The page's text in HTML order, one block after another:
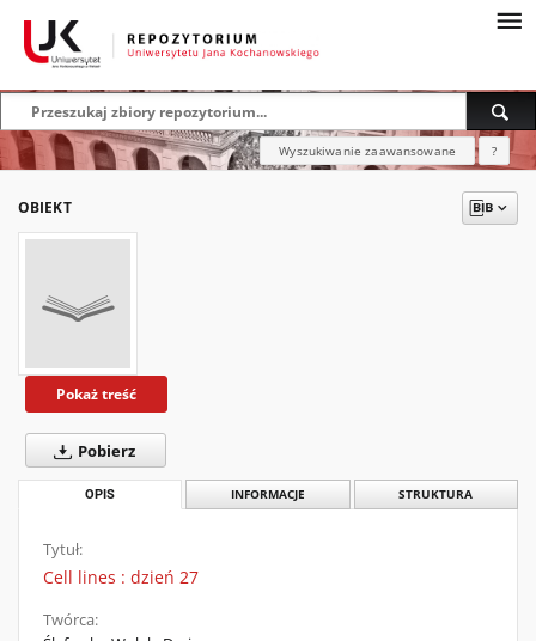
Wyszukiwanie zaawansowane ?
OBIEKT
Pokaż treść
Pobierz
OPIS INFORMACJE STRUKTURA
Tytuł:
Cell lines : dzień 27
Twórca: